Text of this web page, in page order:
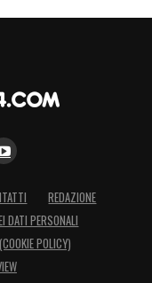
REDAZIONE
DATI PERSONALI
POLICY)